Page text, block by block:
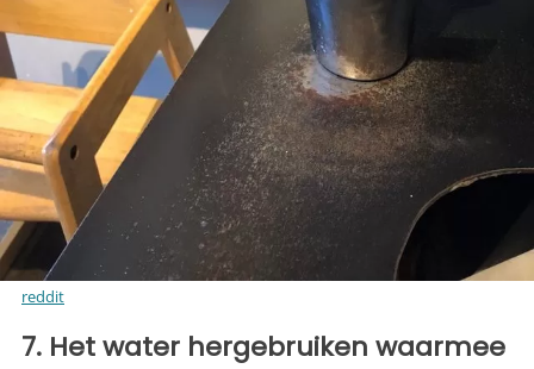
reddit
7. Het water hergebruiken waarmee